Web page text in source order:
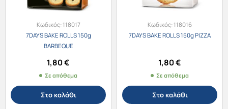
Κωδικός:118017
7DAYS BAKE ROLLS 150g
BARBEQUE
1,80€
Σε απόθεμα
Στο καλάθι
Κωδικός:118016
7DAYS BAKE ROLLS 150g PIZZA
1,80€
Σε απόθεμα
Στο καλάθι